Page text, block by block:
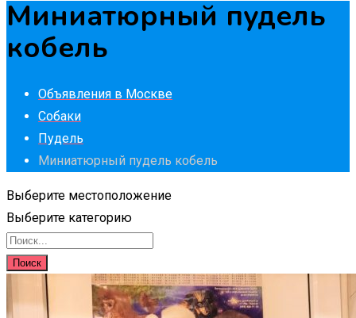
Миниатюрный пудель
кобель
Объявления в Москве
Собаки
Пудель
Миниатюрный пудель кобель
Выберите местоположение
Выберите категорию
Поиск